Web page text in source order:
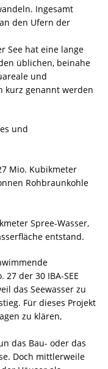
Ingesamt
den Ufern der
See hat eine lange
üblichen, beinahe
und
kurz genannt werden
und
Mio. Kubikmeter
Rohbraunkohle
Spree-Wasser,
entstand.
27 der 30 IBA-SEE
das Seewasser zu
Für dieses Projekt
zu klären,
das Bau- oder das
Doch mittlerweile